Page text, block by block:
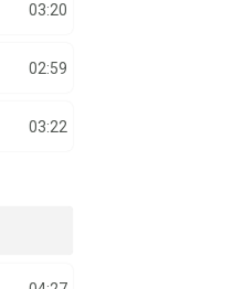
03:20
02:59
03:22